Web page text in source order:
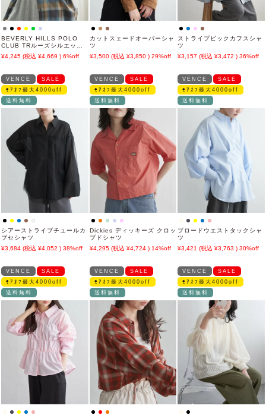
BEVERLY HILLS POLO
CLUB TRルーズシルエット
4,245 4,669 6%off
カットスェードオーバーシャ
ツ
3,500
3,850 29%off
ストライプビックカフスシャ
ツ
3,157
3,472 36%off
VENCE
SALE
ﾓｱｵﾌ最大4000off
送料無料
シアーストライプチュールカ
ブセシャツ
3,684
4,052 38%off
VENCE
SALE
ﾓｱｵﾌ最大4000off
送料無料
Dickies ディッキーズ クロッ
プドシャツ
4,295
4,724 14%off
VENCE
SALE
ﾓｱｵﾌ最大4000off
送料無料
ブロードウエストタックシャ
ツ
3,421
3,763 30%off
VENCE
SALE
ﾓｱｵﾌ最大4000off
送料無料
VENCE
SALE
ﾓｱｵﾌ最大4000off
送料無料
VENCE
SALE
ﾓｱｵﾌ最大4000off
送料無料